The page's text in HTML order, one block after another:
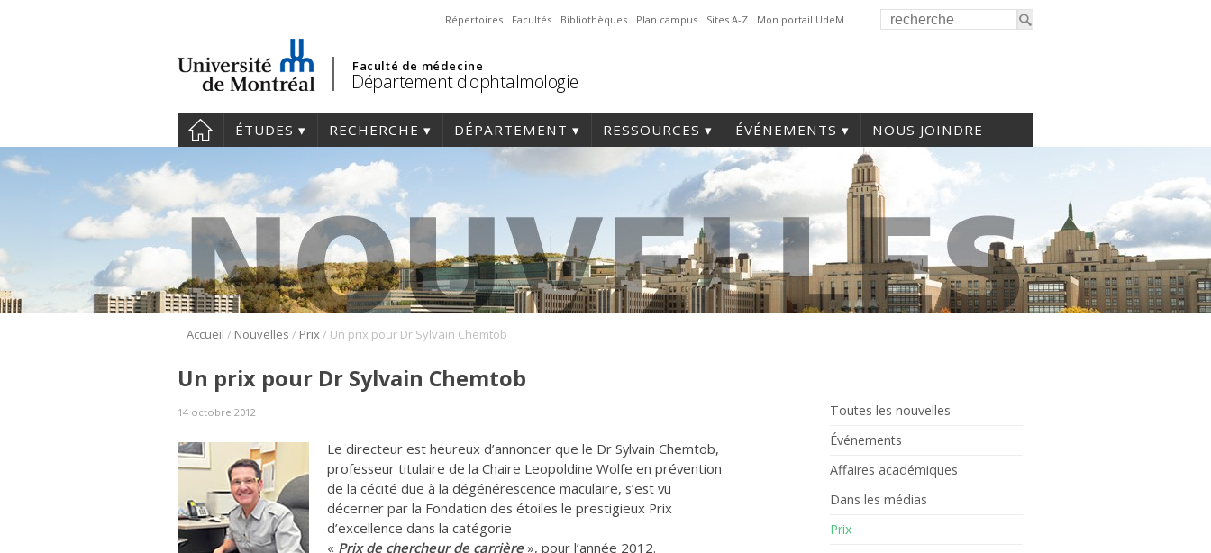
Répertoires Facultés Bibliothèques Plan campus Sites A-Z Mon portail UdeM
Faculté de médecine
Département d'ophtalmologie
ÉTUDES RECHERCHE DÉPARTEMENT RESSOURCES ÉVÉNEMENTS NOUS JOINDRE
Accueil / Nouvelles / Prix/ Un prix pour Dr Sylvain Chemtob
Toutes les nouvelles
Événements
Affaires académiques
Dans les médias
Prix
Un prix pour Dr Sylvain Chemtob
14 octobre 2012
Le directeur est heureux d’annoncer que le Dr Sylvain Chemtob,
professeur titulaire de la Chaire Leopoldine Wolfe en prévention
de la cécité due à la dégénérescence maculaire, s’est vu
décerner par la Fondation des étoiles le prestigieux Prix
d’excellence dans la catégorie
« Prix de chercheur de carrière», pour l’année 2012.